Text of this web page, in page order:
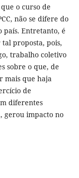
o curso de
não se difere do
país. Entretanto, é
proposta, pois,
trabalho coletivo
sobre o que, de
mais que haja
de
diferentes
gerou impacto no